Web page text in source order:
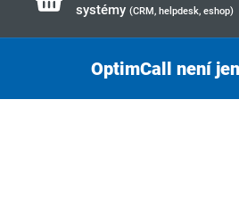
systémy (CRM, helpdesk, eshop)
OptimCall není